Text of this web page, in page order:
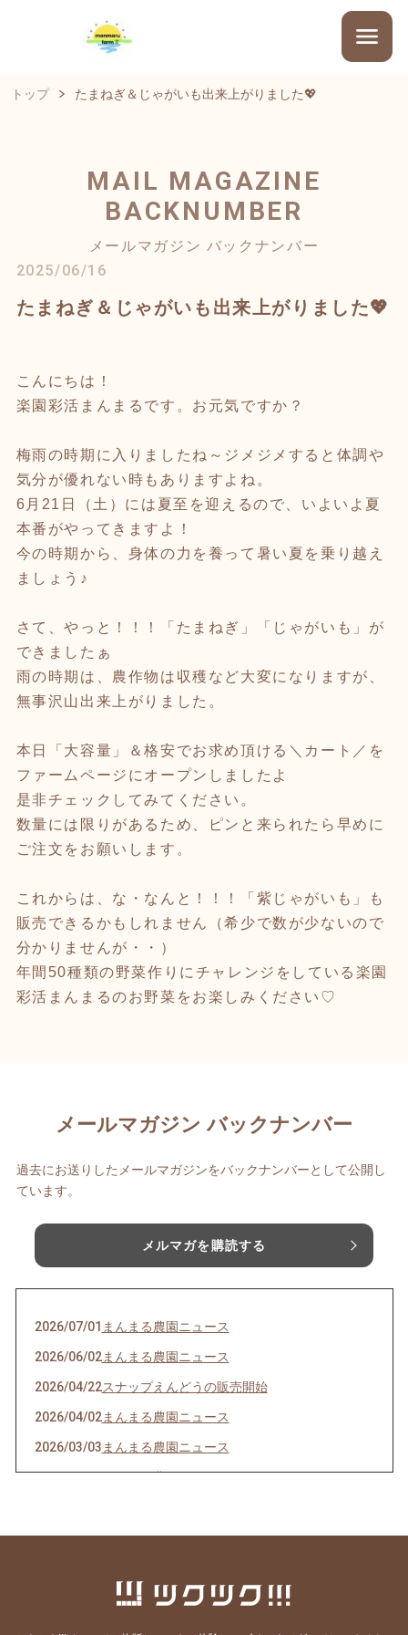
トップ たまねぎ＆じゃがいも出来上がりました💖
MAIL MAGAZINE
BACKNUMBER
メールマガジン バックナンバー
2025/06/16
たまねぎ＆じゃがいも出来上がりました💖
こんにちは！
楽園彩活まんまるです。お元気ですか？
梅雨の時期に入りましたね～ジメジメすると体調や
気分が優れない時もありますよね。
6月21日（土）には夏至を迎えるので、いよいよ夏
本番がやってきますよ！
今の時期から、身体の力を養って暑い夏を乗り越え
ましょう♪
さて、やっと！！！「たまねぎ」「じゃがいも」が
できましたぁ
雨の時期は、農作物は収穫など大変になりますが、
無事沢山出来上がりました。
本日「大容量」＆格安でお求め頂ける＼カート／を
ファームページにオープンしましたよ
是非チェックしてみてください。
数量には限りがあるため、ピンと来られたら早めに
ご注文をお願いします。
これからは、な・なんと！！！「紫じゃがいも」も
販売できるかもしれません（希少で数が少ないので
分かりませんが・・）
年間50種類の野菜作りにチャレンジをしている楽園
彩活まんまるのお野菜をお楽しみください♡
メールマガジン バックナンバー
過去にお送りしたメールマガジンをバックナンバーとして公開し
ています。
メルマガを購読する
2026/07/01 まんまる農園ニュース
2026/06/02まんまる農園ニュース
2026/04/22スナップえんどうの販売開始
2026/04/02まんまる農園ニュース
2026/03/03まんまる農園ニュース
2026/02/03まんまる農園ニュース
2025/06/16たまねぎ＆じゃがいも出来上がりました💖
ご購入いただけるカートを作成しました